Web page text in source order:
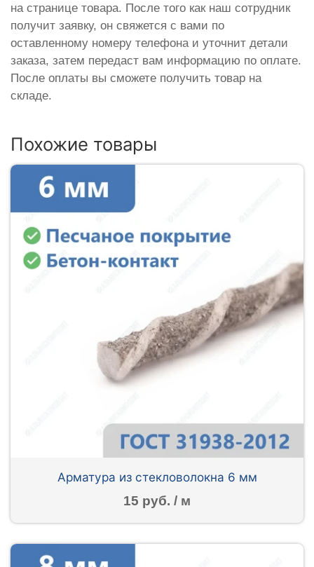
на странице товара. После того как наш сотрудник
получит заявку, он свяжется с вами по
оставленному номеру телефона и уточнит детали
заказа, затем передаст вам информацию по оплате.
После оплаты вы сможете получить товар на
складе.
Похожие товары
Арматура из стекловолокна 6 мм
15 руб. / м